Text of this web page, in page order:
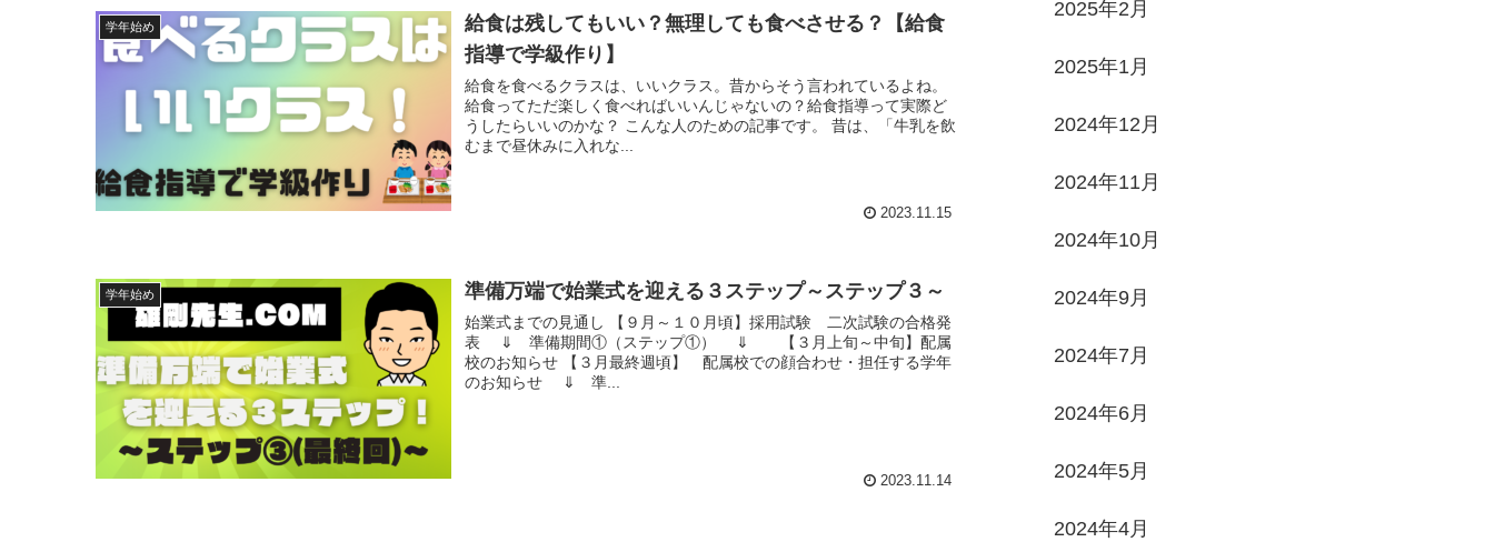
学年始め
給食は残してもいい？無理しても食べさせる？【給食
指導で学級作り】
給食を食べるクラスは、いいクラス。昔からそう言われているよね。
給食ってただ楽しく食べればいいんじゃないの？給食指導って実際ど
うしたらいいのかな？ こんな人のための記事です。 昔は、「牛乳を飲
むまで昼休みに入れな...
2023.11.15
学年始め 準備万端で始業式を迎える３ステップ～ステップ３～
始業式までの見通し 【９月～１０月頃】採用試験 二次試験の合格発
表 ⇓ 準備期間①（ステップ①） ⇓ 【３月上旬～中旬】配属
校のお知らせ 【３月最終週頃】 配属校での顔合わせ・担任する学年
のお知らせ ⇓ 準...
2023.11.14
2025年2月
2025年1月
2024年12月
2024年11月
2024年10月
2024年9月
2024年7月
2024年6月
2024年5月
2024年4月